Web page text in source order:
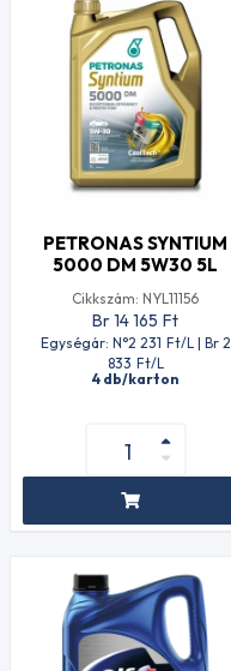
PETRONAS SYNTIUM
5000 DM 5W30 5L
Cikkszám: NYL11156
Br 14 165 Ft
Egységár: N°2 231 Ft/L | Br 2
833 Ft/L
4 db/karton